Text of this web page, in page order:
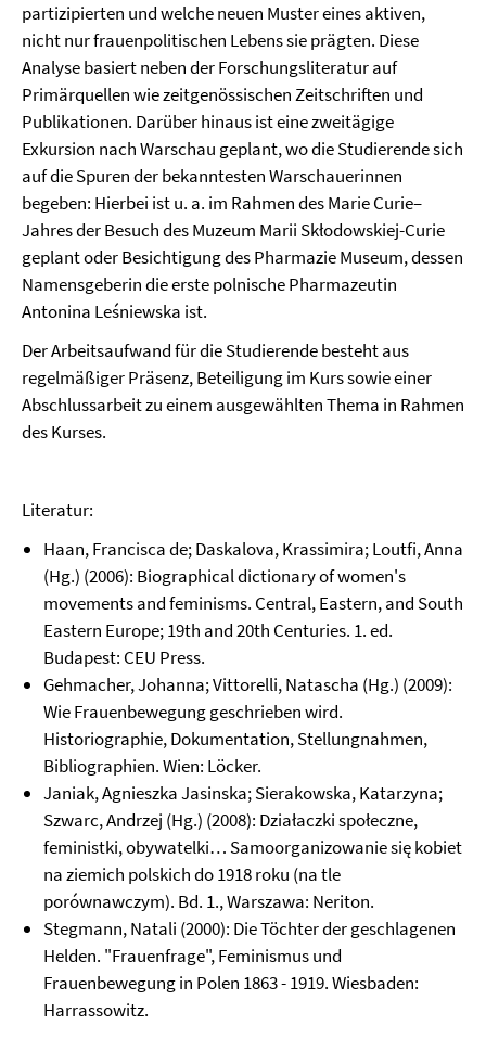
partizipierten und welche neuen Muster eines aktiven,
nicht nur frauenpolitischen Lebens sie prägten. Diese
Analyse basiert neben der Forschungsliteratur auf
Primärquellen wie zeitgenössischen Zeitschriften und
Publikationen. Darüber hinaus ist eine zweitägige
Exkursion nach Warschau geplant, wo die Studierende sich
auf die Spuren der bekanntesten Warschauerinnen
begeben: Hierbei ist u. a. im Rahmen des Marie Curie–
Jahres der Besuch des Muzeum Marii Skłodowskiej-Curie
geplant oder Besichtigung des Pharmazie Museum, dessen
Namensgeberin die erste polnische Pharmazeutin
Antonina Leśniewska ist.
Der Arbeitsaufwand für die Studierende besteht aus
regelmäßiger Präsenz, Beteiligung im Kurs sowie einer
Abschlussarbeit zu einem ausgewählten Thema in Rahmen
des Kurses.
Literatur:
Haan, Francisca de; Daskalova, Krassimira; Loutfi, Anna
(Hg.) (2006): Biographical dictionary of women's
movements and feminisms. Central, Eastern, and South
Eastern Europe; 19th and 20th Centuries. 1. ed.
Budapest: CEU Press.
Gehmacher, Johanna; Vittorelli, Natascha (Hg.) (2009):
Wie Frauenbewegung geschrieben wird.
Historiographie, Dokumentation, Stellungnahmen,
Bibliographien. Wien: Löcker.
Janiak, Agnieszka Jasinska; Sierakowska, Katarzyna;
Szwarc, Andrzej (Hg.) (2008): Działaczki społeczne,
feministki, obywatelki… Samoorganizowanie się kobiet
na ziemich polskich do 1918 roku (na tle
porównawczym). Bd. 1., Warszawa: Neriton.
Stegmann, Natali (2000): Die Töchter der geschlagenen
Helden. "Frauenfrage", Feminismus und
Frauenbewegung in Polen 1863 - 1919. Wiesbaden:
Harrassowitz.